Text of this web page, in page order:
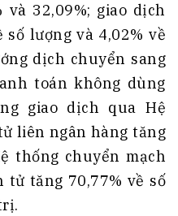
32,09%; giao dịch
số lượng và 4,02% về
dịch chuyển sang
toán không dùng
giao dịch qua Hệ
liên ngân hàng tăng
thống chuyển mạch
tăng 70,77% về số